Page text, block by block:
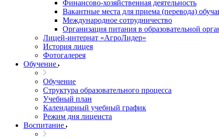
Финансово-хозяйственная деятельность
Вакантные места для приема (перевода)
Международное сотрудничество
Организация питания в образовательной
Лицей-интернат «АгроЛидер»
История лицея
Фотогалерея
Обучение
Обучение
Структура образовательного процесса
Учебный план
Календарный учебный график
Режим дня лицеиста
Воспитание